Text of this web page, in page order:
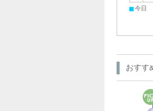
■今日
おすす